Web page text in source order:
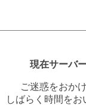
現在サーバ
ご迷惑をおか
しばらく時間を